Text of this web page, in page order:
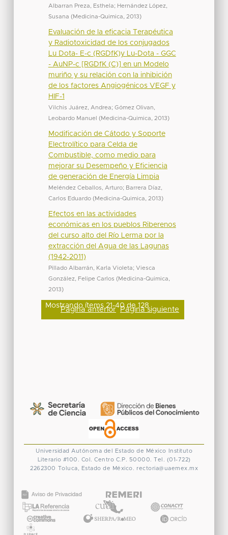
Albarran Preza, Esthela; Hernández López,
Susana (Medicina-Quimica 2013)
Evaluación de la eficacia Terapéutica
y Radiotoxicidad de los conjugados
Lu Dota- E-c (RGDfK)y Lu-Dota - GGC
- AuNP-c [RGDfK (C)] en un Modelo
muriño y su relación con la inhibición
de los factores Angiogénicos VEGF y
HIF-1
Vilchis Juárez, Andrea; Gómez Olivan,
Leobardo Manuel
(Medicina-Quimica 2013)
Modificación de Cátodo y Soporte
Electrolítico para Celda de
Combustible, como medio para
mejorar su Desempeño y Eficiencia
de generación de Energía Limpia
Meléndez Ceballos, Arturo; Barrera Díaz,
Carlos Eduardo (Medicina-Quimica 2013)
Efectos en las actividades
económicas en los pueblos Riberenos
del curso alto del Río Lerma por la
extracción del Agua de las Lagunas
(1942-2011)
Pillado Albarrán, Karla Violeta; Viesca
González, Felipe Carlos (Medicina-Quimica
2013)
Mostrando ítems 21-40 de 128
Página anterior Página siguiente
Universidad Autónoma del Estado de México
Instituto
Literario #100. Col. Centro C.P. 50000. Tel. (01-722)
2262300 Toluca, Estado de México. rectoria@uaemex.mx